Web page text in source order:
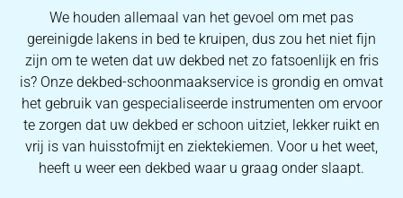
We houden allemaal van het gevoel om met pas
gereinigde lakens in bed te kruipen, dus zou het niet fijn
zijn om te weten dat uw dekbed net zo fatsoenlijk en fris
is? Onze dekbed-schoonmaakservice is grondig en omvat
het gebruik van gespecialiseerde instrumenten om ervoor
te zorgen dat uw dekbed er schoon uitziet, lekker ruikt en
vrij is van huisstofmijt en ziektekiemen. Voor u het weet,
heeft u weer een dekbed waar u graag onder slaapt.